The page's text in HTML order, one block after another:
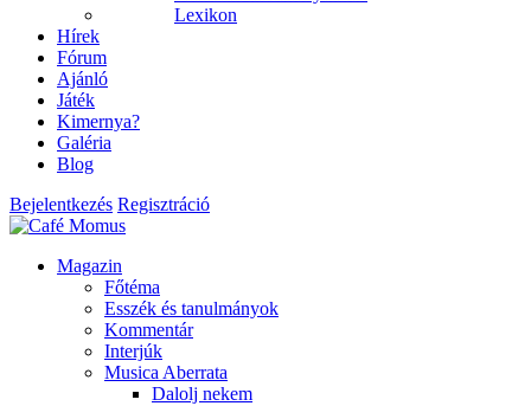
Lexikon
Hírek
Fórum
Ajánló
Játék
Kimernya?
Galéria
Blog
Bejelentkezés Regisztráció
Magazin
Főtéma
Esszék és tanulmányok
Kommentár
Interjúk
Musica Aberrata
Dalolj nekem